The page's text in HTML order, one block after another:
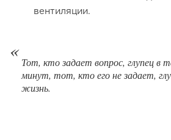
вентиляции.
Тот, кто задает вопрос, глупец в
минут, тот, кто его не задает,
жизнь.